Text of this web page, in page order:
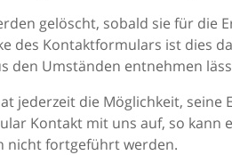
gelöscht, sobald sie für die
des Kontaktformulars ist dies
den Umständen entnehmen
jederzeit die Möglichkeit,
Kontakt mit uns auf, so kann
nicht fortgeführt werden.